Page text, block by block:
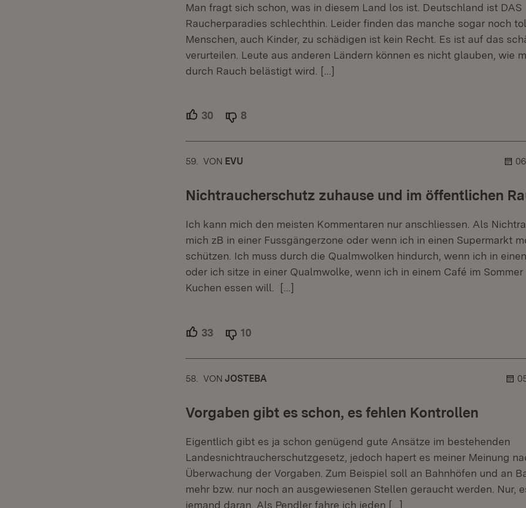
Man fragt sich schon, was in diesem Land los ist. Deutschland ist DAS
Raucherparadies schlechthin. Leider finden das manche sogar noch
Menschen, auch Kinder, zu schädigen ist kein Recht. Es ist auf das
verurteilen. Leute aus anderen Ländern können es nicht glauben, wie
durch Rauch belästigt wird.
[…]
30 Unterstützer.
8
59. KOMMENTAR
VON :EVU
Nichtraucherschutz zuhause und im öffentlichen
Ich kann mich den meisten Kommentaren nur anschliessen. Als
mich zB in einer Fussgängerzone oder wenn ich in einen Supermarkt
schützen. Ich muss durch die Qualmwolken hindurch, wenn ich in
oder ich sitze in einer Qualmwolke, wenn ich in einem Café im
Kuchen essen will.
[…]
33 Unterstützer.
10
58. KOMMENTAR
VON :JOSTEBA
Vorgaben gibt es schon, es fehlen Kontrollen
Eigentlich gibt es ja schon genügend gute Ansätze im bestehenden
Landesnichtraucherschutzgesetz, jedoch hapert es meiner Meinung
Überwachung der Vorgaben. Zum Beispiel soll an Bahnhöfen und an
mehr bzw. nur noch an ausgewiesenen Stellen geraucht werden. Nur,
jemand daran. Als Pendler fahre ich jeden […]